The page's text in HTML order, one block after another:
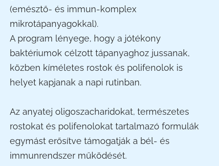
(emésztő- és immun-komplex
mikrotápanyagokkal).
A program lényege, hogy a jótékony
baktériumok célzott tápanyaghoz jussanak,
közben kíméletes rostok és polifenolok is
helyet kapjanak a napi rutinban.
Az anyatej oligoszacharidokat, természetes
rostokat és polifenolokat tartalmazó formulák
egymást erősítve támogatják a bél- és
immunrendszer működését.